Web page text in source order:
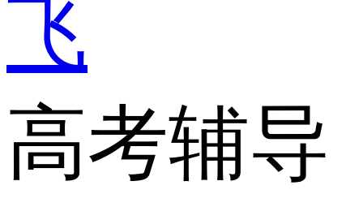
飞
高考辅导